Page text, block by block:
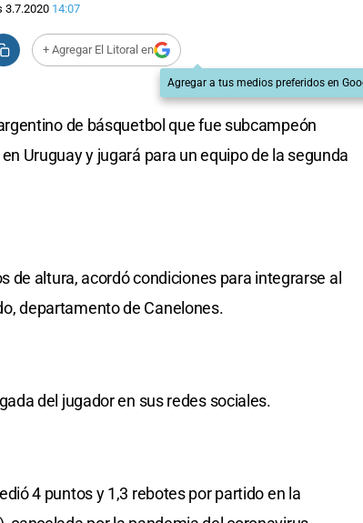
3.7.2020 14:07
+ Agregar El Litoral en
Agregar a tus medios preferidos en
de básquetbol que fue subcampeón
Uruguay y jugará para un equipo de la segunda
de altura, acordó condiciones para integrarse al
departamento de Canelones.
del jugador en sus redes sociales.
4 puntos y 1,3 rebotes por partido en la